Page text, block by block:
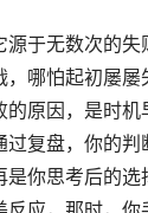
于无数次的失
哪怕起初屡屡
原因，是时机
复盘，你的判
你思考后的选